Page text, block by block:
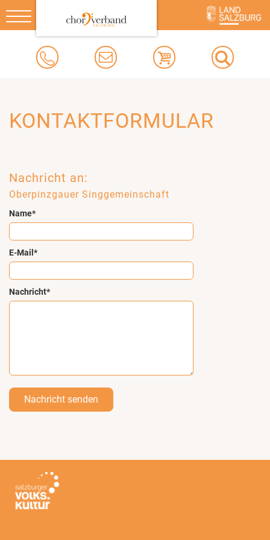
Toggle
navigation
KONTAKTFORMULAR
Nachricht an:
Oberpinzgauer Singgemeinschaft
Name*
E-Mail*
Nachricht*
Nachricht senden